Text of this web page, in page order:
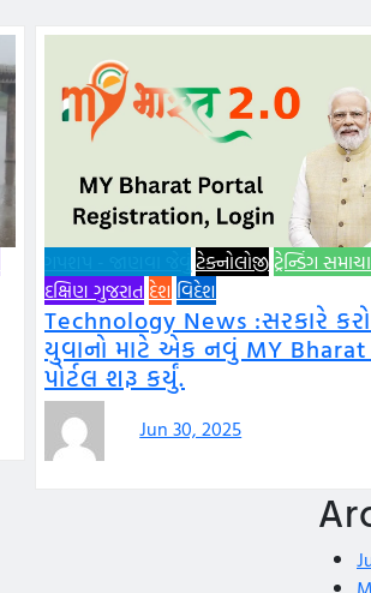
ટેક્નોલોજી ટ્રેન્ડિંગ
દક્ષિણ ગુજરાત દેશ વિદેશ
Technology News :સરકારે
યુવાનો માટે એક નવું MY Bharat
પોર્ટલ શરૂ કર્યું.
Jun 30, 2025